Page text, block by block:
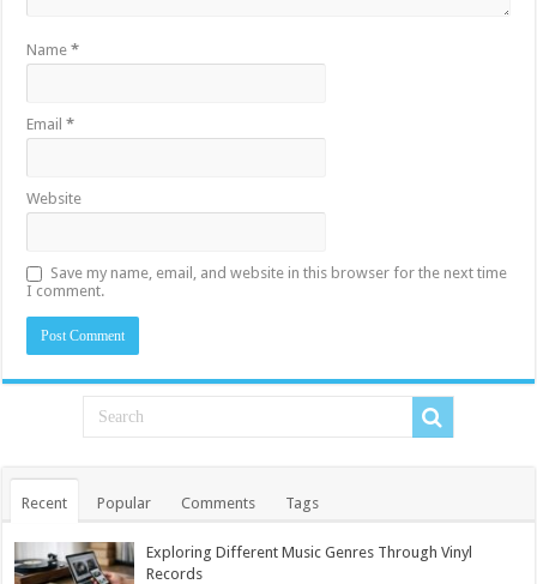
Name*
Email*
Website
Save my name, email, and website in this browser for the next time
I comment.
Recent Popular Comments Tags
Exploring Different Music Genres Through Vinyl
Records